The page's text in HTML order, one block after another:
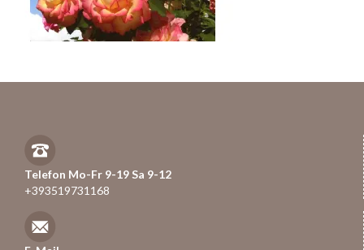
Telefon Mo-Fr 9-19 Sa 9-12
+393519731168